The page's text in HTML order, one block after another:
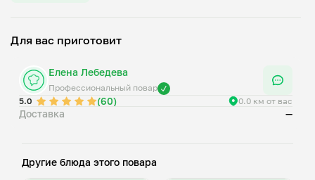
Для вас приготовит
Елена Лебедева
Профессиональный повар
5.0
(60) 0.0 км от вас
Доставка —
Другие блюда этого повара